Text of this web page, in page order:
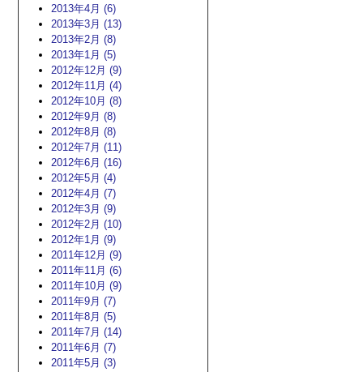
2013年4月 (6)
2013年3月 (13)
2013年2月 (8)
2013年1月 (5)
2012年12月 (9)
2012年11月 (4)
2012年10月 (8)
2012年9月 (8)
2012年8月 (8)
2012年7月 (11)
2012年6月 (16)
2012年5月 (4)
2012年4月 (7)
2012年3月 (9)
2012年2月 (10)
2012年1月 (9)
2011年12月 (9)
2011年11月 (6)
2011年10月 (9)
2011年9月 (7)
2011年8月 (5)
2011年7月 (14)
2011年6月 (7)
2011年5月 (3)